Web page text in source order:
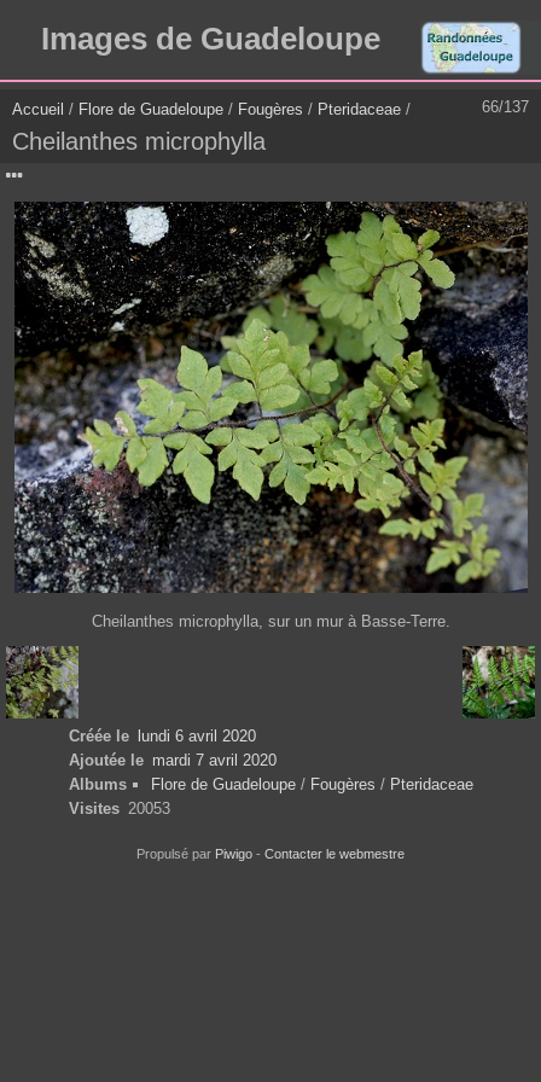
Images de Guadeloupe
66/137
Accueil / Flore de Guadeloupe / Fougères / Pteridaceae /
Cheilanthes microphylla
Cheilanthes microphylla, sur un mur à Basse-Terre.
Créée le
lundi 6 avril 2020
Ajoutée le mardi 7 avril 2020
Albums
Flore de Guadeloupe/ Fougères / Pteridaceae
Visites 20053
Propulsé par Piwigo - Contacter le webmestre